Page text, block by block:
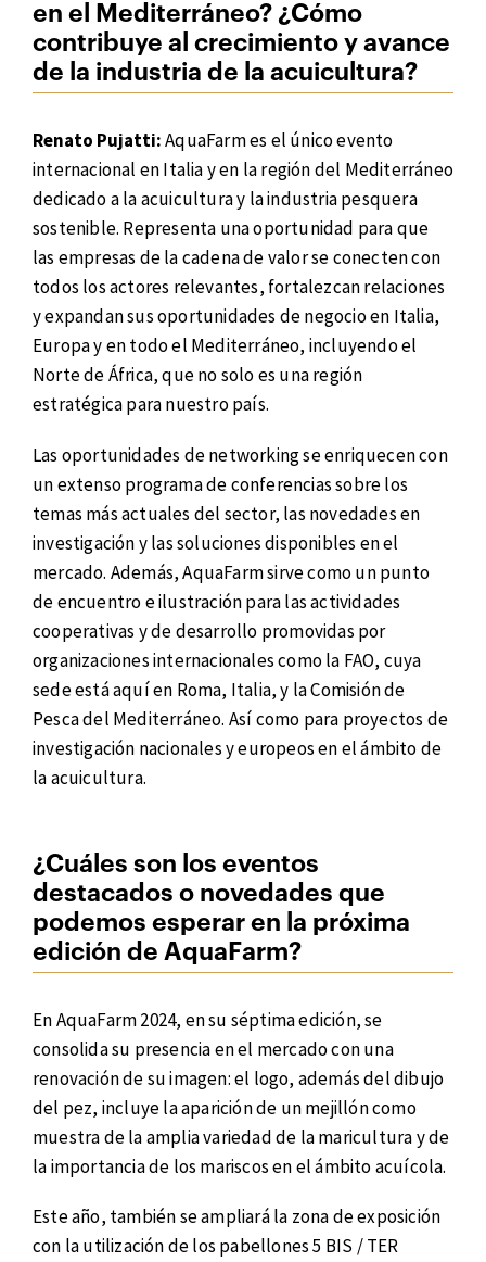
en el Mediterráneo? ¿Cómo
contribuye al crecimiento y avance
de la industria de la acuicultura?
Renato Pujatti:AquaFarm es el único evento
internacional en Italia y en la región del Mediterráneo
dedicado a la acuicultura y la industria pesquera
sostenible. Representa una oportunidad para que
las empresas de la cadena de valor se conecten con
todos los actores relevantes, fortalezcan relaciones
y expandan sus oportunidades de negocio en Italia,
Europa y en todo el Mediterráneo, incluyendo el
Norte de África, que no solo es una región
estratégica para nuestro país.
Las oportunidades de networking se enriquecen con
un extenso programa de conferencias sobre los
temas más actuales del sector, las novedades en
investigación y las soluciones disponibles en el
mercado. Además, AquaFarm sirve como un punto
de encuentro e ilustración para las actividades
cooperativas y de desarrollo promovidas por
organizaciones internacionales como la FAO, cuya
sede está aquí en Roma, Italia, y la Comisión de
Pesca del Mediterráneo. Así como para proyectos de
investigación nacionales y europeos en el ámbito de
la acuicultura.
¿Cuáles son los eventos
destacados o novedades que
podemos esperar en la próxima
edición de AquaFarm?
En AquaFarm 2024, en su séptima edición, se
consolida su presencia en el mercado con una
renovación de su imagen: el logo, además del dibujo
del pez, incluye la aparición de un mejillón como
muestra de la amplia variedad de la maricultura y de
la importancia de los mariscos en el ámbito acuícola.
Este año, también se ampliará la zona de exposición
con la utilización de los pabellones 5 BIS / TER